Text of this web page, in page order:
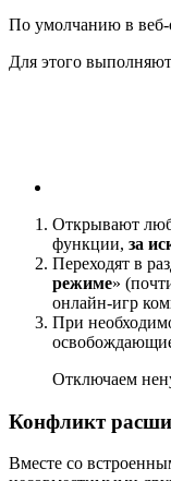
По умолчанию в веб-
Для этого
Открывают
функции, за
Переходят в
режиме»
онлайн-игр
При
Отключаем
Конфликт
Вместе со